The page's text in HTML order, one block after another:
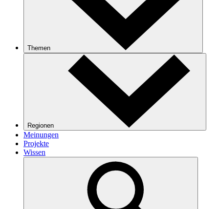
Themen
Regionen
Meinungen
Projekte
Wissen